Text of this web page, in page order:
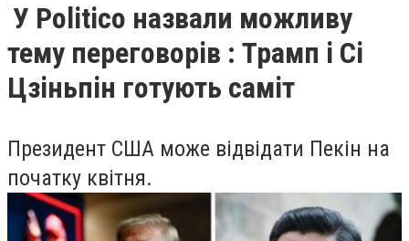
У Politico назвали можливу
тему переговорів : Трамп і Сі
Цзіньпін готують саміт
Президент США може відвідати Пекін на
початку квітня.